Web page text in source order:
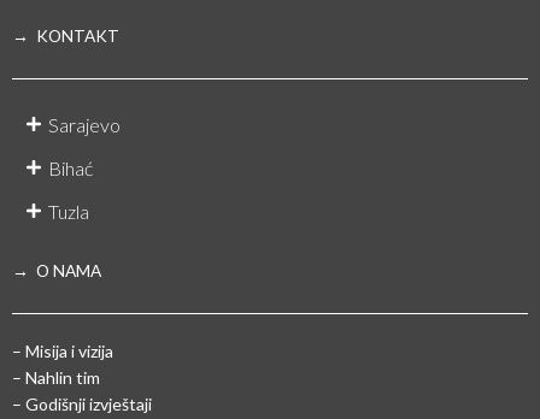
→ KONTAKT
Sarajevo
Bihać
Tuzla
→ O NAMA
– Misija i vizija
– Nahlin tim
– Godišnji izvještaji